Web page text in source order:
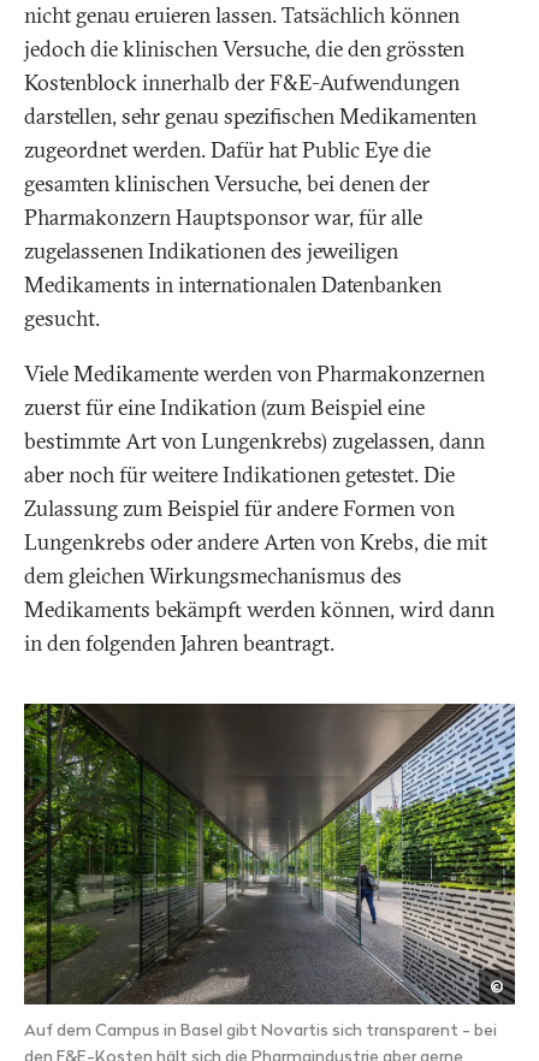
nicht genau eruieren lassen. Tatsächlich können
jedoch die klinischen Versuche, die den grössten
Kostenblock innerhalb der F&E-Aufwendungen
darstellen, sehr genau spezifischen Medikamenten
zugeordnet werden. Dafür hat Public Eye die
gesamten klinischen Versuche, bei denen der
Pharmakonzern Hauptsponsor war, für alle
zugelassenen Indikationen des jeweiligen
Medikaments in internationalen Datenbanken
gesucht.
Viele Medikamente werden von Pharmakonzernen
zuerst für eine Indikation (zum Beispiel eine
bestimmte Art von Lungenkrebs) zugelassen, dann
aber noch für weitere Indikationen getestet. Die
Zulassung zum Beispiel für andere Formen von
Lungenkrebs oder andere Arten von Krebs, die mit
dem gleichen Wirkungsmechanismus des
Medikaments bekämpft werden können, wird dann
in den folgenden Jahren beantragt.
©
Auf dem Campus in Basel gibt Novartis sich transparent - bei
den F&E-Kosten hält sich die Pharmaindustrie aber gerne